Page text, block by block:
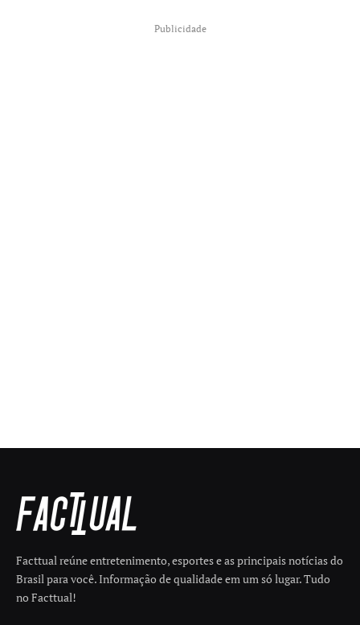
Publicidade
Facttual reúne entretenimento, esportes e as principais notícias do
Brasil para você. Informação de qualidade em um só lugar. Tudo
no Facttual!